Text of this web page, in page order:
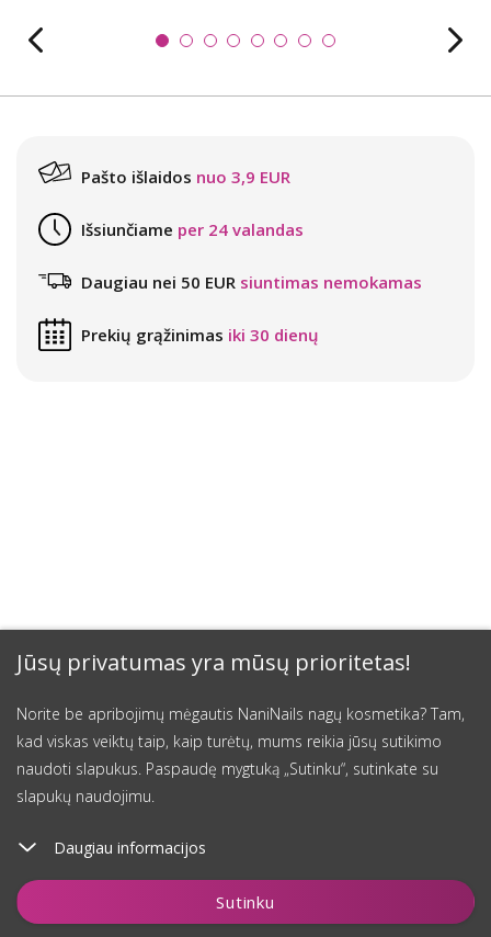
Jūsų privatumas yra mūsų prioritetas!
Norite be apribojimų mėgautis NaniNails nagų kosmetika? Tam,
kad viskas veiktų taip, kaip turėtų, mums reikia jūsų sutikimo
naudoti slapukus. Paspaudę mygtuką „Sutinku“, sutinkate su
slapukų naudojimu.
Daugiau informacijos
Sutinku
Įdėti į krepšelį
Pašto išlaidos nuo 3,9 EUR
Išsiunčiame per 24 valandas
Daugiau nei 50 EUR siuntimas nemokamas
Prekių grąžinimas iki 30 dienų